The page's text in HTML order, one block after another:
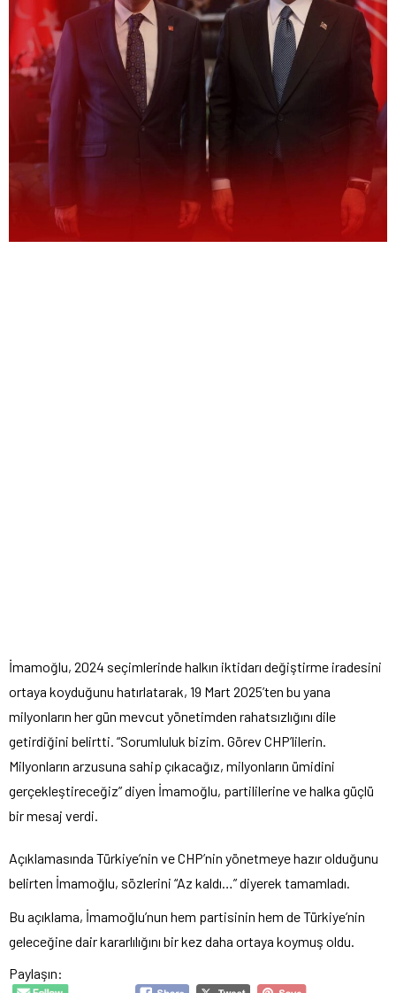
İmamoğlu, 2024 seçimlerinde halkın iktidarı değiştirme iradesini
ortaya koyduğunu hatırlatarak, 19 Mart 2025’ten bu yana
milyonların her gün mevcut yönetimden rahatsızlığını dile
getirdiğini belirtti. “Sorumluluk bizim. Görev CHP’lilerin.
Milyonların arzusuna sahip çıkacağız, milyonların ümidini
gerçekleştireceğiz” diyen İmamoğlu, partililerine ve halka güçlü
bir mesaj verdi.
Açıklamasında Türkiye’nin ve CHP’nin yönetmeye hazır olduğunu
belirten İmamoğlu, sözlerini “Az kaldı…” diyerek tamamladı.
Bu açıklama, İmamoğlu’nun hem partisinin hem de Türkiye’nin
geleceğine dair kararlılığını bir kez daha ortaya koymuş oldu.
Paylaşın: